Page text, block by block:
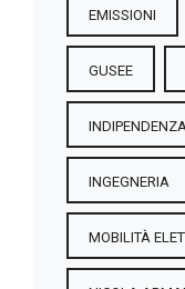
EMISSIONI
GUSEE
INGEGNERIA
MOBILITÀ